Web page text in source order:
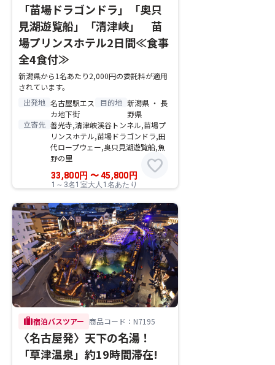
「苗場ドラゴンドラ」「奥只
見湖遊覧船」「清津峡」 苗
場プリンスホテル2日間≪食事
全4食付≫
新潟県から1名あたり2,000円の委託料が適用
されています。
出発地 名古屋駅エス
カ地下街
目的地 新潟県 ・ 長
野県
立寄先 善光寺,清津峡渓谷トンネル,苗場プ
リンスホテル,苗場ドラゴンドラ,田
代ロープウェー,奥只見湖遊覧船,魚
野の里
33,800円 〜45,800 円
1～3名1室大人1名あたり
favorite
trip宿泊バスツアー 商品コード：N7195
〈名古屋発〉天下の名湯！
「草津温泉」約19時間滞在!